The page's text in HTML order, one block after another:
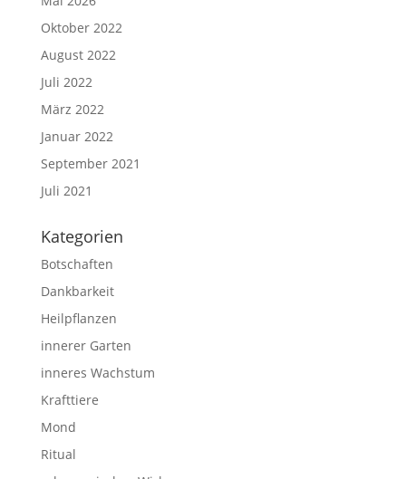
Oktober 2022
August 2022
Juli 2022
März 2022
Januar 2022
September 2021
Juli 2021
Kategorien
Botschaften
Dankbarkeit
Heilpflanzen
innerer Garten
inneres Wachstum
Krafttiere
Mond
Ritual